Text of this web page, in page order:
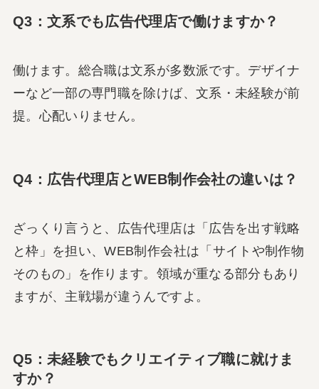
Q3：文系でも広告代理店で働けますか？
働けます。総合職は文系が多数派です。デザイナ
ーなど一部の専門職を除けば、文系・未経験が前
提。心配いりません。
Q4：広告代理店とWEB制作会社の違いは？
ざっくり言うと、広告代理店は「広告を出す戦略
と枠」を担い、WEB制作会社は「サイトや制作物
そのもの」を作ります。領域が重なる部分もあり
ますが、主戦場が違うんですよ。
Q5：未経験でもクリエイティブ職に就けま
すか？